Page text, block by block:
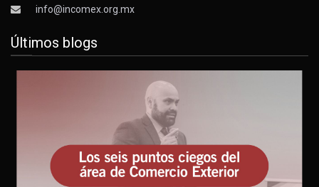
info@incomex.org.mx
Últimos blogs